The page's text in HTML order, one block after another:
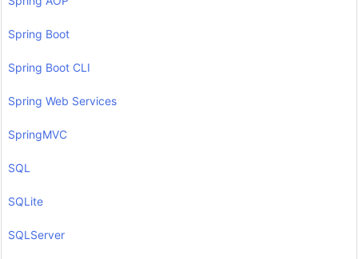
Spring Boot
Spring Boot CLI
Spring Web Services
SpringMVC
SQL
SQLite
SQLServer